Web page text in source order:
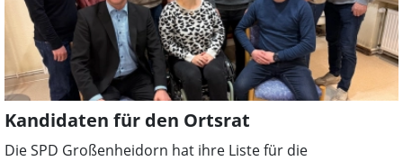
Kandidaten für den Ortsrat
Die SPD Großenheidorn hat ihre Liste für die